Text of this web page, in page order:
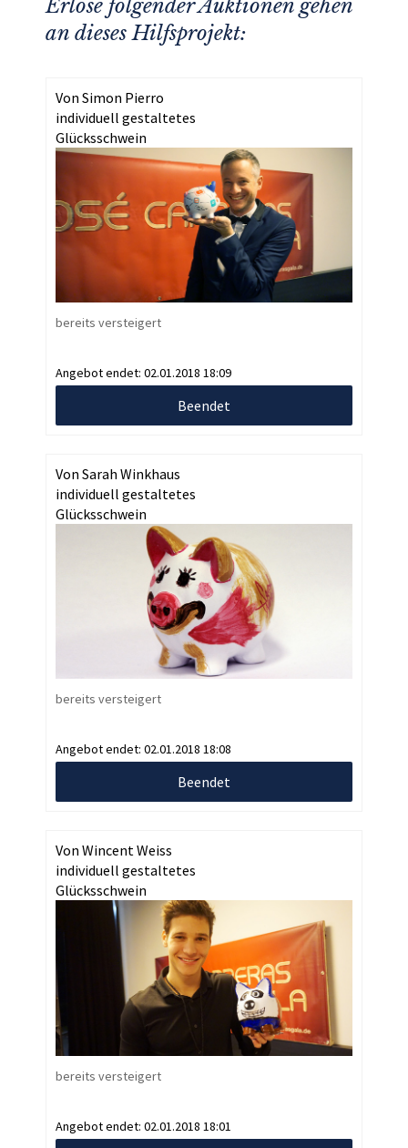
Erlöse folgender Auktionen gehen
an dieses Hilfsprojekt:
Von Simon Pierro
individuell gestaltetes
Glücksschwein
bereits versteigert
Angebot endet: 02.01.2018 18:09
Beendet
Von Sarah Winkhaus
individuell gestaltetes
Glücksschwein
bereits versteigert
Angebot endet: 02.01.2018 18:08
Beendet
Von Wincent Weiss
individuell gestaltetes
Glücksschwein
bereits versteigert
Angebot endet: 02.01.2018 18:01